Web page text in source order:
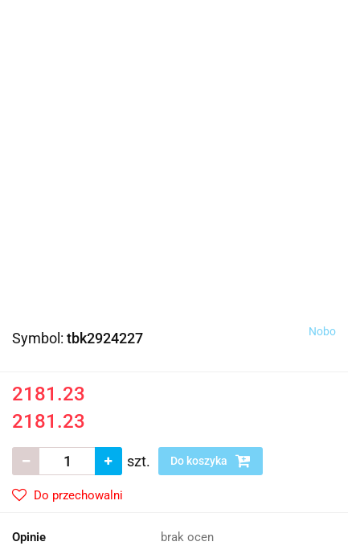
Symbol: tbk2924227 Nobo
2181.23
2181.23
szt. Do koszyka
Do przechowalni
Opinie
brak ocen